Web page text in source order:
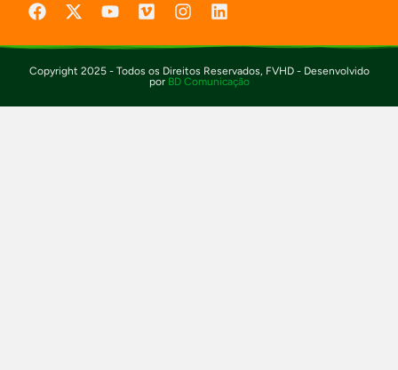
Copyright 2025 - Todos os Direitos Reservados, FVHD - Desenvolvido
porBD Comunicação